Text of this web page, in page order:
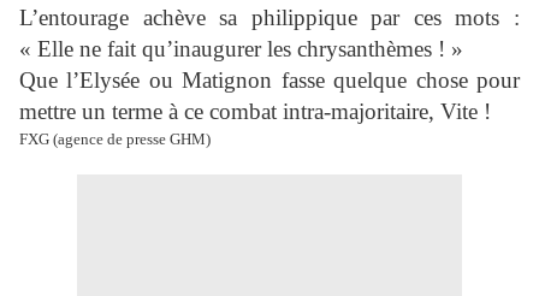
L’entourage achève sa philippique par ces mots :
« Elle ne fait qu’inaugurer les chrysanthèmes ! »
Que l’Elysée ou Matignon fasse quelque chose pour
mettre un terme à ce combat intra-majoritaire, Vite !
FXG (agence de presse GHM)